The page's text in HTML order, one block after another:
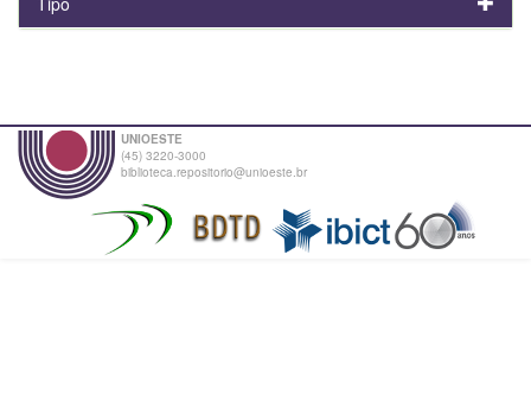
UNIOESTE
(45) 3220-3000
biblioteca.repositorio@unioeste.br